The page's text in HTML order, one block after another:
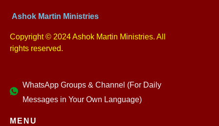
Ashok Martin Ministries
Copyright © 2024 Ashok Martin Ministries. All
rights reserved.
WhatsApp Groups & Channel (For Daily
Messages in Your Own Language)
MENU